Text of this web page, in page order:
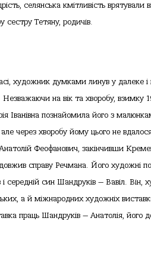
селянська кмітливість врятували
сестру Тетяну, родичів.
художник думками линув у далеке і
Незважаючи на вік та хворобу, взимку
Іванівна познайомила його з
але через хворобу йому цього не
Феофанович, закінчивши
справу Речмана. Його художні
середній син Шандруків — Вавіл. Він,
а й міжнародних художніх
праць Шандруків — Анатолія, його